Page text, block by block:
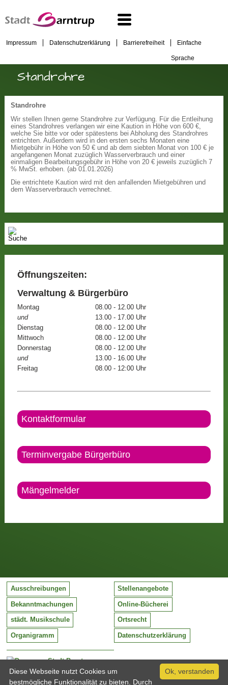
Impressum Datenschutzerklärung Barrierefreiheit Einfache
Sprache
Standrohre
Standrohre
Wir stellen Ihnen gerne Standrohre zur Verfügung. Für die Entleihung
eines Standrohres verlangen wir eine Kaution in Höhe von 600 €,
welche Sie bitte vor oder spätestens bei Abholung des Standrohres
entrichten. Außerdem wird in den ersten sechs Monaten eine
Mietgebühr in Höhe von 50 € und ab dem siebten Monat von 100 € je
angefangenen Monat zuzüglich Wasserverbrauch und einer
einmaligen Bearbeitungsgebühr in Höhe von 20 € jeweils zuzüglich 7
% MwSt. erhoben. (ab 01.01.2026)
Die entrichtete Kaution wird mit den anfallenden Mietgebühren und
dem Wasserverbrauch verrechnet.
Öffnungszeiten:
Verwaltung & Bürgerbüro
Montag
08.00 - 12.00 Uhr
und
13.00 - 17.00 Uhr
Dienstag
08.00 - 12.00 Uhr
Mittwoch
08.00 - 12.00 Uhr
Donnerstag
08.00 - 12.00 Uhr
und
13.00 - 16.00 Uhr
Freitag
08.00 - 12:00 Uhr
Kontaktformular
Terminvergabe Bürgerbüro
Mängelmelder
Stadt Barntrup
Mittelstraße 38
32683 Barntrup
Ausschreibungen Stellenangebote
Bekanntmachungen Online-Bücherei
städt. Musikschule Ortsrecht
Organigramm Datenschutzerklärung
Ok, verstanden
Diese Webseite nutzt Cookies um
bestmögliche Funktionalität zu bieten. Durch